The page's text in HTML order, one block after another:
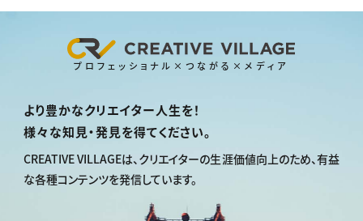
プロフェッショナル×つながる×メディア
より豊かなクリエイター人生を！
様々な知見・発見を得てください。
CREATIVE VILLAGEは、 クリエイターの生涯価値向上のため、有益
な各種コンテンツを発信しています。